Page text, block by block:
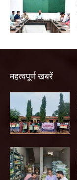
महत्वपूर्ण खबरें